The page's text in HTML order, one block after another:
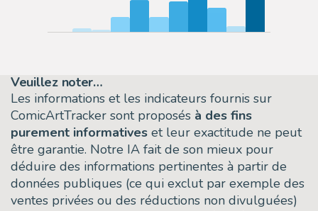
Veuillez noter…
Les informations et les indicateurs fournis sur
ComicArtTracker sont proposés à des fins
purement informatives et leur exactitude ne peut
être garantie. Notre IA fait de son mieux pour
déduire des informations pertinentes à partir de
données publiques (ce qui exclut par exemple des
ventes privées ou des réductions non divulguées)